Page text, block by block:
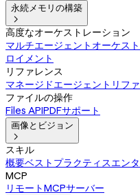
永続メモリの構築

高度なオーケストレーション
マルチエージェントオーケス
ロイメント
リファレンス
マネージドエージェントリフ
ファイルの操作
Files APIPDFサポート
画像とビジョン

スキル
概要ベストプラクティスエン
MCP
リモートMCPサーバー